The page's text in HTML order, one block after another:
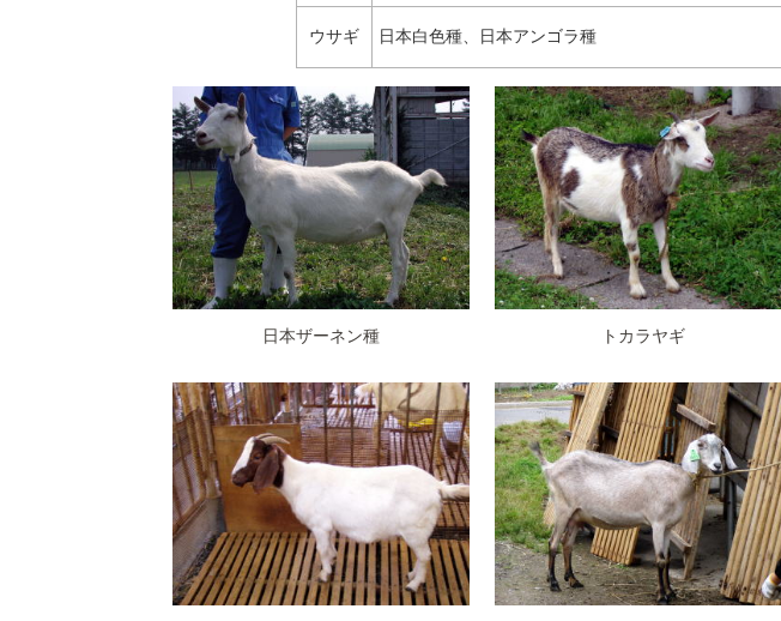
ウサギ 日本白色種、日本アンゴラ種
日本ザーネン種 トカラヤギ